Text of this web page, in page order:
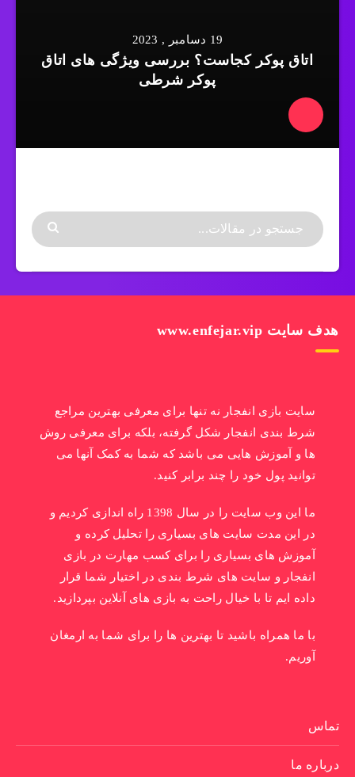
19 دسامبر , 2023
اتاق پوکر کجاست؟ بررسی ویژگی های اتاق
پوکر شرطی
هدف سایت www.enfejar.vip
سایت بازی انفجار نه تنها برای معرفی بهترین مراجع
شرط بندی انفجار شکل گرفته، بلکه برای معرفی روش
ها و آموزش هایی می باشد که شما به کمک آنها می
توانید پول خود را چند برابر کنید.
ما این وب سایت را در سال 1398 راه اندازی کردیم و
در این مدت سایت های بسیاری را تحلیل کرده و
آموزش های بسیاری را برای کسب مهارت در بازی
انفجار و سایت های شرط بندی در اختیار شما قرار
داده ایم تا با خیال راحت به بازی های آنلاین بپردازید.
با ما همراه باشید تا بهترین ها را برای شما به ارمغان
آوریم.
تماس
درباره ما